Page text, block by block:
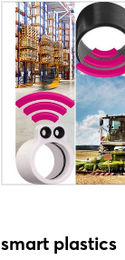
smart plastics